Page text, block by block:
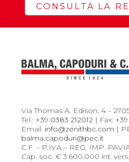
CONSULTA LA
Via Thomas A. Edison, 4 –
Tel.: +39 0383 212012 | Fax:
Email: info@zenithbc.com |
balma.capoduri@pec.it
C.F. – P.IVA – REG. IMP.
Cap. soc. € 3.600.000 int. vers.